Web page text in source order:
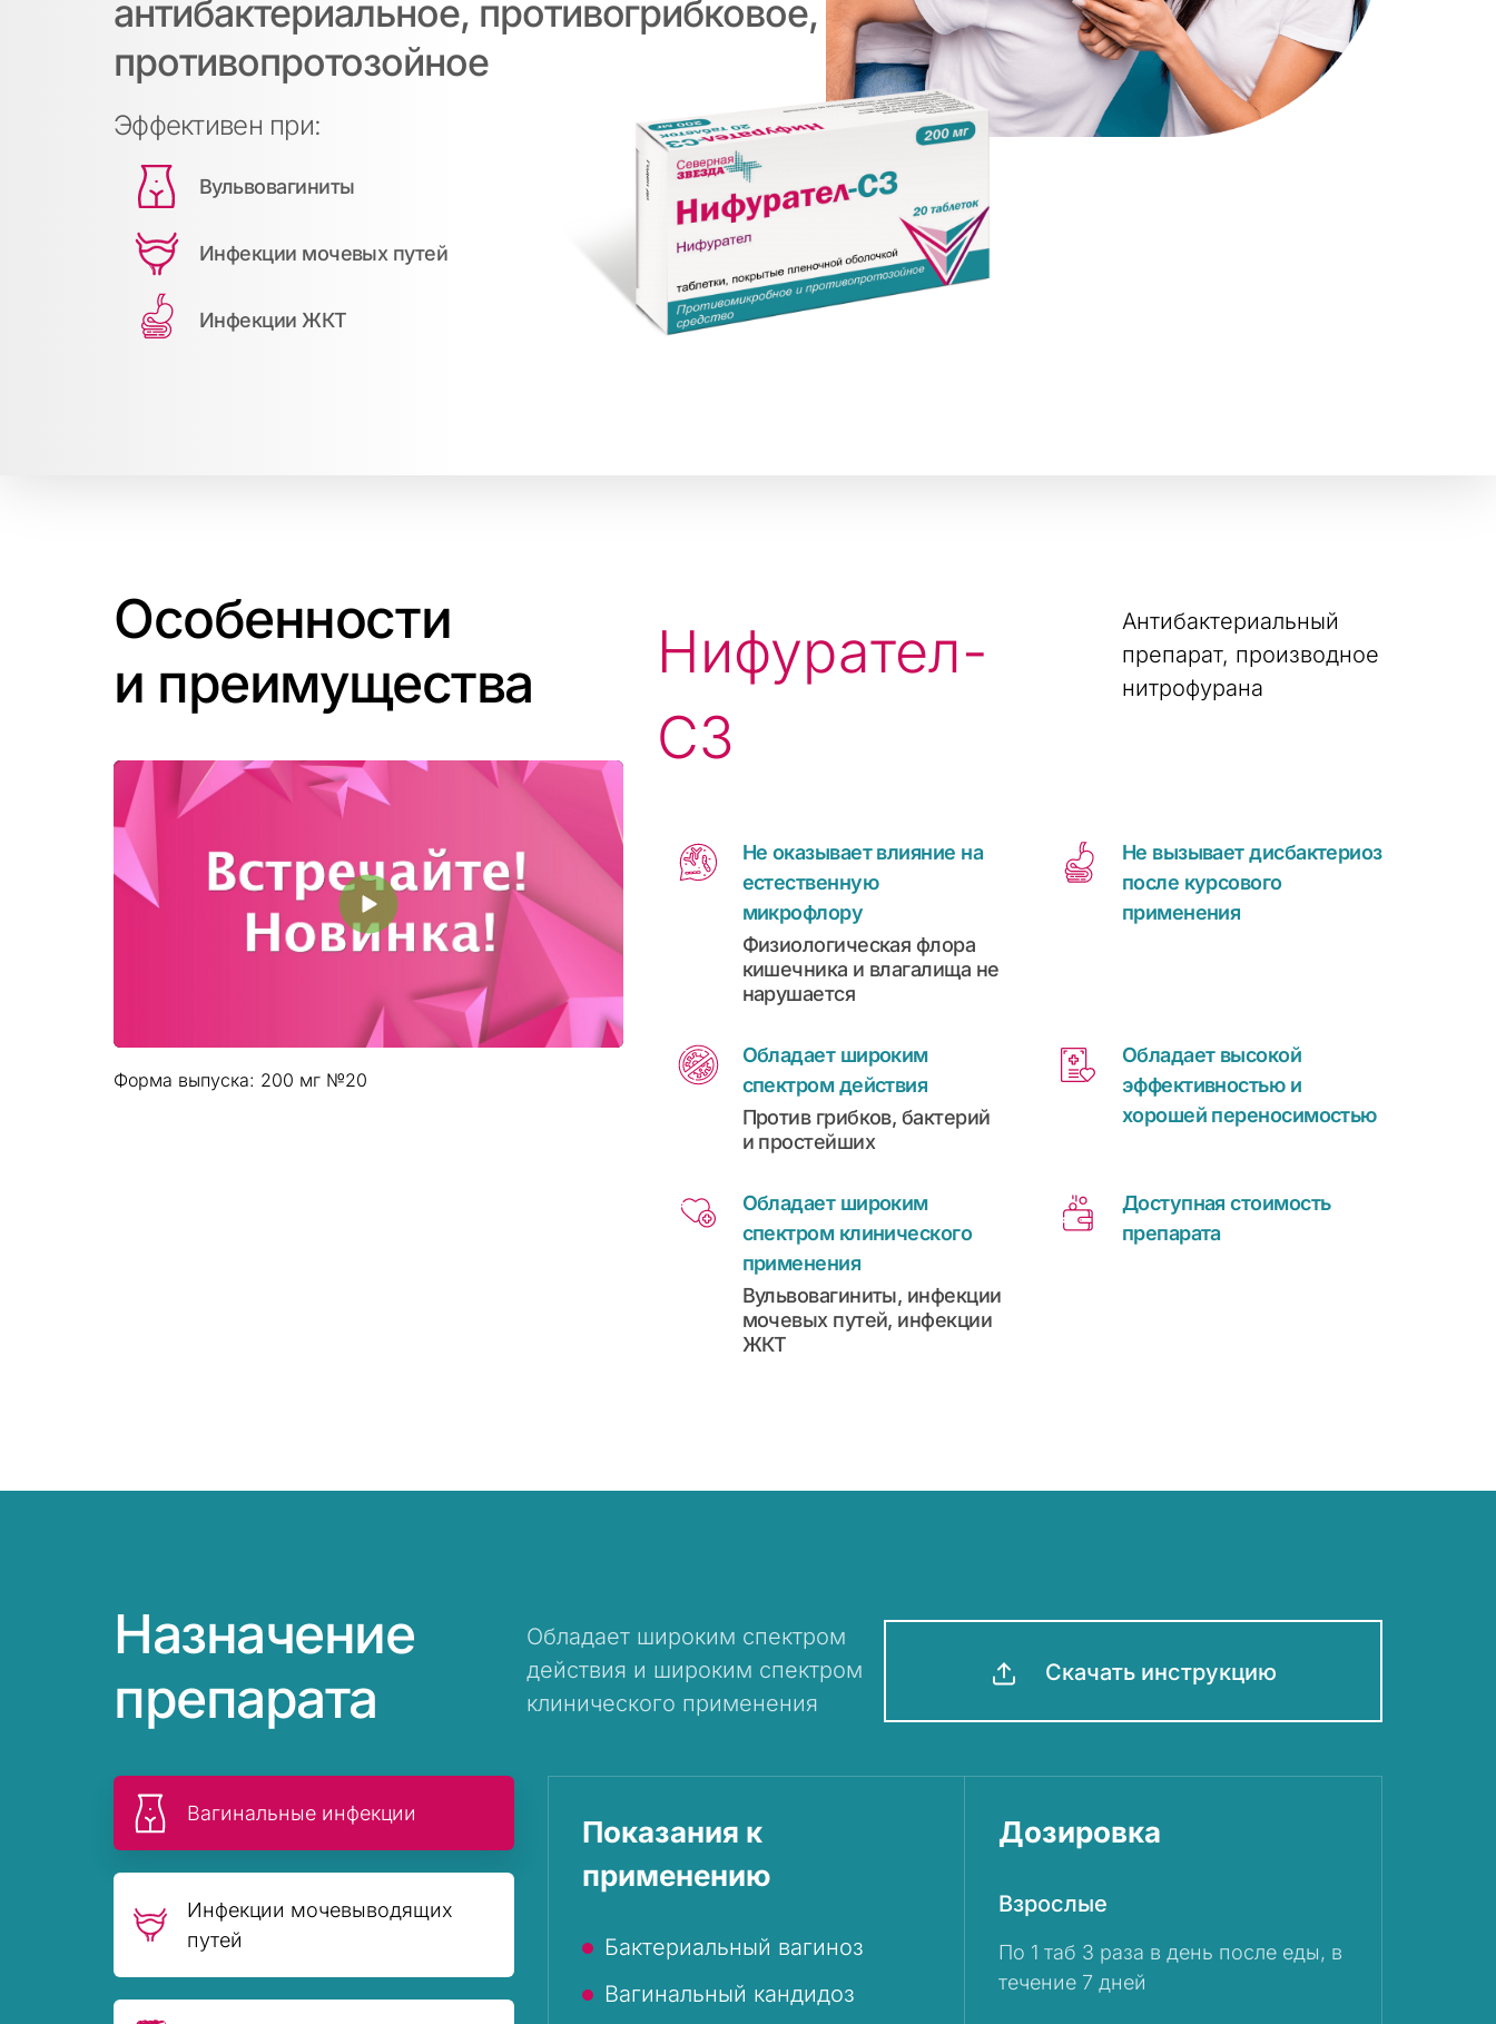
антибактериальное, противогрибковое,
противопротозойное
Эффективен при:
Вульвовагиниты
Инфекции мочевых путей
Инфекции ЖКТ
Особенности
и преимущества
Форма выпуска: 200 мг №20
Нифурател-
СЗ
Антибактериальный
препарат, производное
нитрофурана
Не оказывает влияние на
естественную
микрофлору
Физиологическая флора
кишечника и влагалища не
нарушается
Не вызывает дисбактериоз
после курсового
применения
Обладает широким
спектром действия
Против грибков, бактерий
и простейших
Обладает высокой
эффективностью и
хорошей переносимостью
Обладает широким
спектром клинического
применения
Вульвовагиниты, инфекции
мочевых путей, инфекции
ЖКТ
Доступная стоимость
препарата
Назначение
препарата
Обладает широким спектром
действия и широким спектром
клинического применения
Скачать инструкцию
Вагинальные инфекции
Инфекции мочевыводящих
путей
Показания к
применению
Бактериальный вагиноз
Вагинальный кандидоз
Дозировка
Взрослые
По 1 таб 3 раза в день после еды, в
течение 7 дней